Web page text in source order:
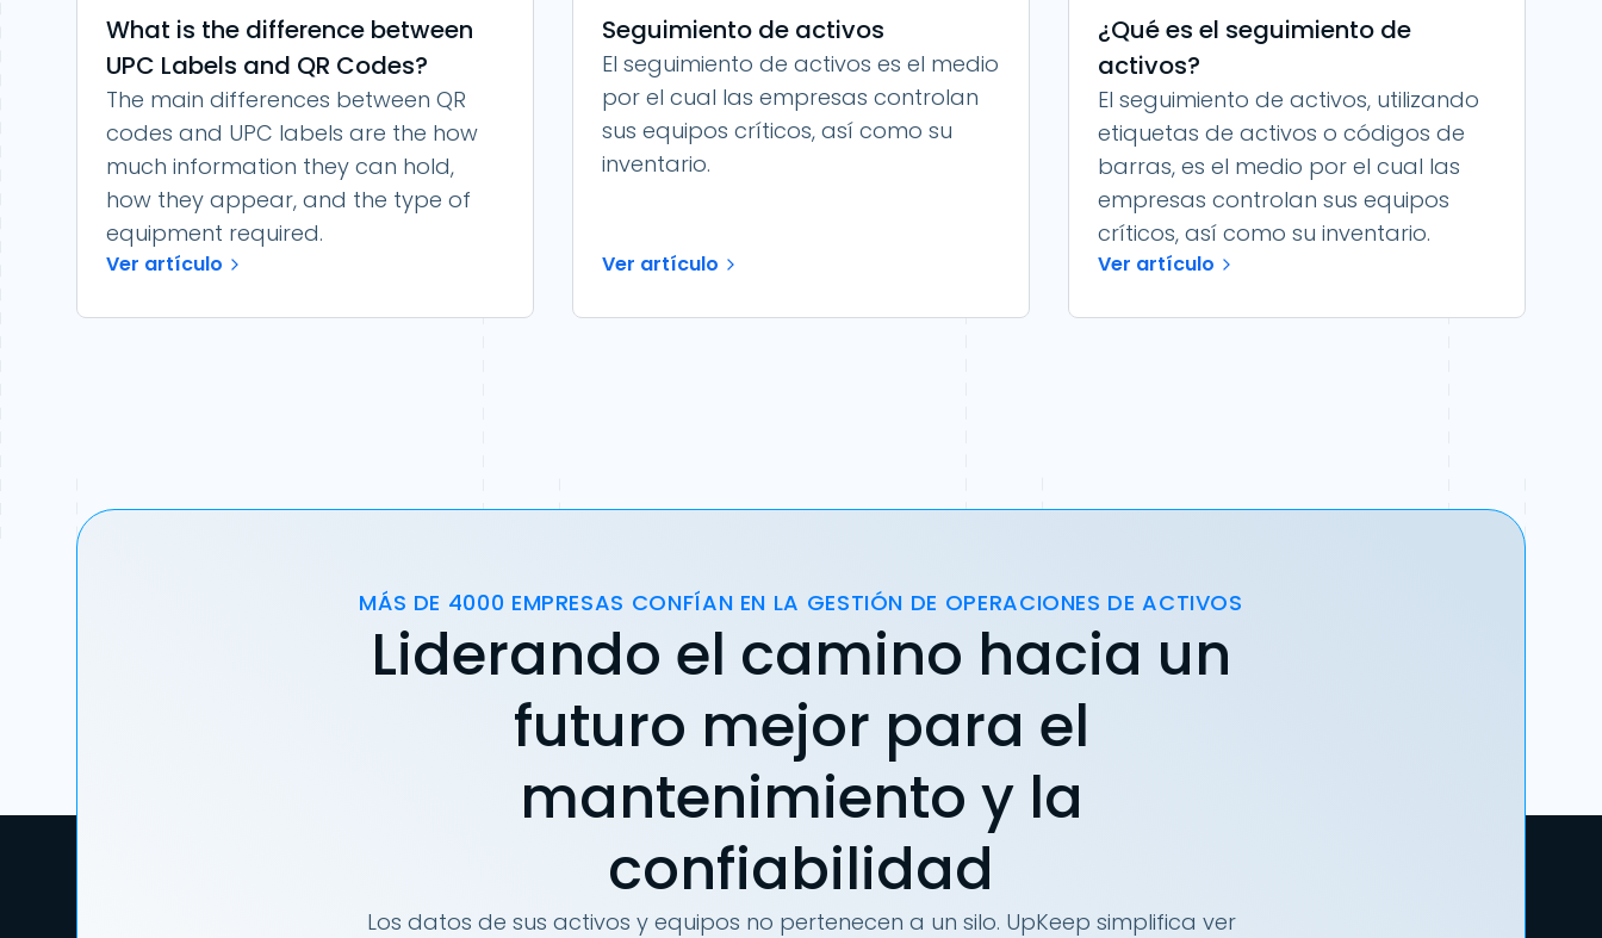
What is the difference between
UPC Labels and QR Codes?
The main differences between QR
codes and UPC labels are the how
much information they can hold,
how they appear, and the type of
equipment required.
Ver artículo
Seguimiento de activos
El seguimiento de activos es el medio
por el cual las empresas controlan
sus equipos críticos, así como su
inventario.
Ver artículo
¿Qué es el seguimiento de
activos?
El seguimiento de activos, utilizando
etiquetas de activos o códigos de
barras, es el medio por el cual las
empresas controlan sus equipos
críticos, así como su inventario.
Ver artículo
MÁS DE 4000 EMPRESAS CONFÍAN EN LA GESTIÓN DE OPERACIONES DE ACTIVOS
Liderando el camino hacia un
futuro mejor para el
mantenimiento y la
confiabilidad
Los datos de sus activos y equipos no pertenecen a un silo. UpKeep simplifica ver